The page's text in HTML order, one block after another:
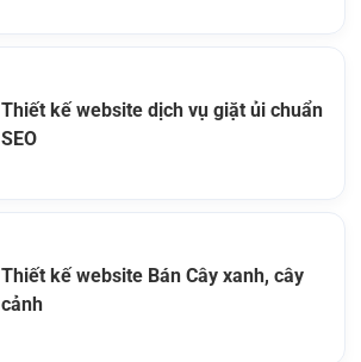
Thiết kế website dịch vụ giặt ủi chuẩn
SEO
Thiết kế website Bán Cây xanh, cây
cảnh